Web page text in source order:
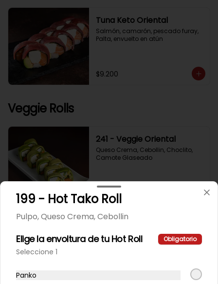
Tuna Keto Oriental
Salmón, camarón, pescado furay,
Palta, envuelto en atún
$9.200
Veggie Rolls
241 - Veggie Oriental
Queso Crema, Cebollin, Choclito,
Camote Glaseado
$6.200
Camote Glaseado, Palta, Cebolla
199 - Hot Tako Roll
Pulpo, Queso Crema, Cebollin
Elige la envoltura de tu Hot Roll Obligatorio
Seleccione 1
Panko